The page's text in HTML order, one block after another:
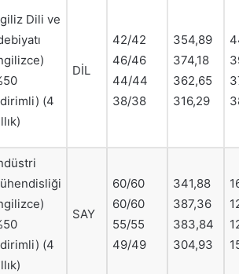
Dili ve
(4
DİL
42/42
46/46
44/44
38/38
354,89
374,18
362,65
316,29
(4
SAY
60/60
60/60
55/55
49/49
341,88
387,36
383,84
304,93